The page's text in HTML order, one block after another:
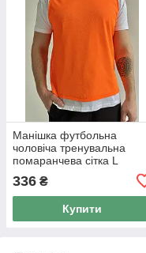
Манішка футбольна
чоловіча тренувальна
помаранчева сітка L
336 ₴
Купити